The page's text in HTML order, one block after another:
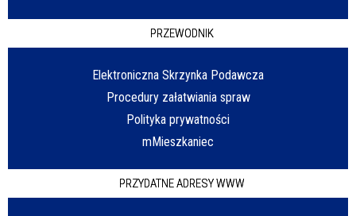
PRZEWODNIK
Elektroniczna Skrzynka Podawcza
Procedury załatwiania spraw
Polityka prywatności
mMieszkaniec
PRZYDATNE ADRESY WWW